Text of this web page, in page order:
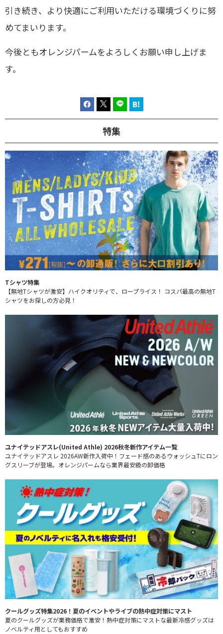
引き続き、より快適にご利用いただける環境づくりに努
めてまいります。
今後ともオレンジパームをよろしくお願い申し上げま
す。
特集
Tシャツ特集
【無地Tシャツが激安】ハイクオリティで、ロープライス！ コスパ最高の無地T
シャツをお探しの方必見！
ユナイテッドアスレ(United Athle) 2026秋冬新作アイテム一覧
ユナイテッドアスレ 2026AW新作入荷中！フェード感のあるウォッシュTにロン
グスリーブが登場。オレンジパームなら業界最安級の卸価格
クールグッズ特集2026！夏のイベントやライブの熱中症対策にマスト
夏のクールグッズが業務価格で激安！熱中症対策にマストな最新冷感グッズは
ノベルティ用としてもおすすめ